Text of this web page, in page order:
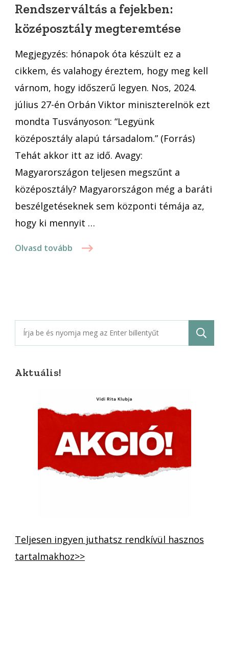
megteremtése
Rendszerváltás a fejekben:
középosztály megteremtése
Megjegyzés: hónapok óta készült ez a
cikkem, és valahogy éreztem, hogy meg kell
várnom, hogy időszerű legyen. Nos, 2024.
július 27-én Orbán Viktor miniszterelnök ezt
mondta Tusványoson: “Legyünk
középosztály alapú társadalom.” (Forrás)
Tehát akkor itt az idő. Avagy:
Magyarországon teljesen megszűnt a
középosztály? Magyarországon még a baráti
beszélgetéseknek sem központi témája az,
hogy ki mennyit …
Olvasd tovább
Keresés:
Aktuális!
Teljesen ingyen juthatsz rendkívül hasznos
tartalmakhoz>>